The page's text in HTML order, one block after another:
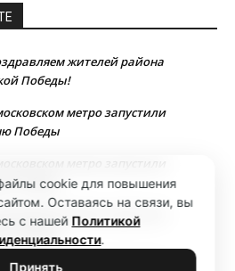
жителей района
Победы!
метро запустили
Победы
метро запустили
Победы
метро запустили
Победы
метро запустили
cookie для повышения
Оставаясь на связи, вы
с нашей Политикой
.
Принять